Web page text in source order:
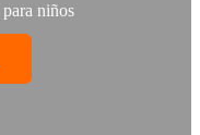
niños